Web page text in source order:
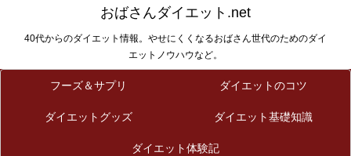
おばさんダイエット.net
40代からのダイエット情報。やせにくくなるおばさん世代のためのダイ
エットノウハウなど。
フーズ＆サプリ ダイエットのコツ
ダイエットグッズ ダイエット基礎知識
ダイエット体験記